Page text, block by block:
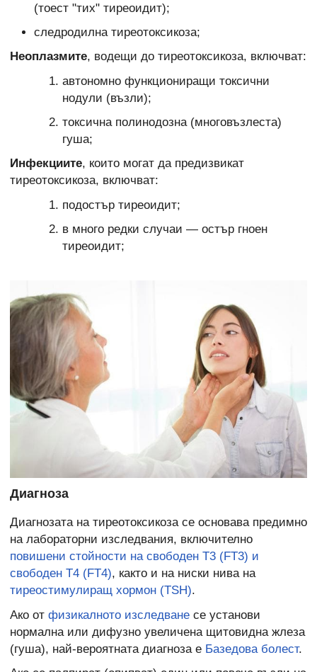
(тоест "тих" тиреоидит);
следродилна тиреотоксикоза;
Неоплазмите, водещи до тиреотоксикоза, включват:
автономно функциониращи токсични
нодули (възли);
токсична полинодозна (многовъзлеста)
гуша;
Инфекциите, които могат да предизвикат
тиреотоксикоза, включват:
подостър тиреоидит;
в много редки случаи — остър гноен
тиреоидит;
Диагноза
Диагнозата на тиреотоксикоза се основава предимно
на лабораторни изследвания, включително
повишени стойности на свободен Т3 (FT3) и
свободен Т4 (FT4), както и на ниски нива на
тиреостимулиращ хормон (TSH).
Ако от физикалното изследване се установи
нормална или дифузно увеличена щитовидна жлеза
(гуша), най-вероятната диагноза е Базедова болест.